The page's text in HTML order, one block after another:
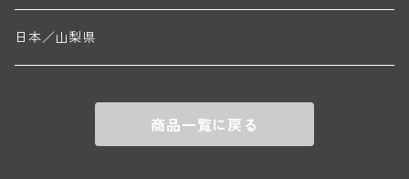
ニコラ・ルジェ(フラジェ・エシェゾー)
ドニ・ペール・エ・フィス(ペルナン・ヴェルジュレス)
コント・ラフォン(ムルソー)
フランソワ・ミクルスキ(ムルソー)
ゲオルグ・ブロイヤー
フランケン
テルメンレギオン
セップ・モーザ―
カンプタール
日本／山梨県
商品一覧に戻る